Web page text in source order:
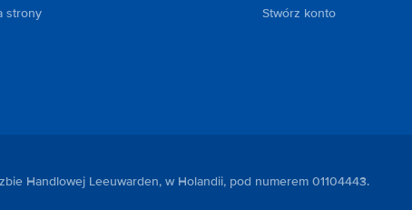
strony
Stwórz konto
Handlowej Leeuwarden, w Holandii, pod numerem 01104443.